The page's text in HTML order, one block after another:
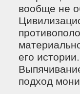
вообще не
его
подход